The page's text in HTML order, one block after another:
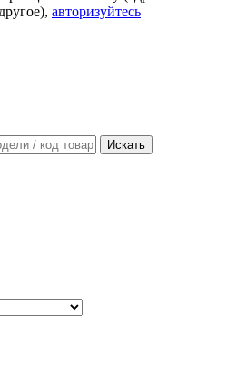
авторизуйтесь
Искать